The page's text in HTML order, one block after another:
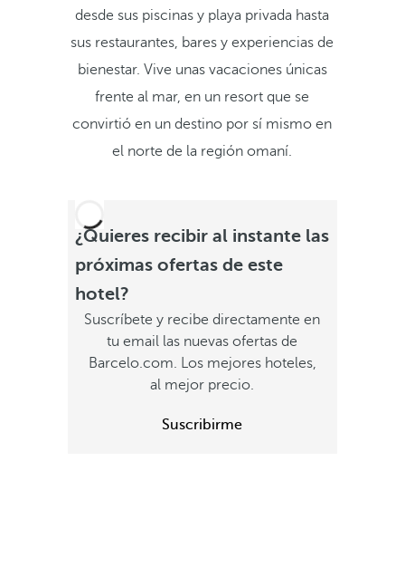
desde sus piscinas y playa privada hasta
sus restaurantes, bares y experiencias de
bienestar. Vive unas vacaciones únicas
frente al mar, en un resort que se
convirtió en un destino por sí mismo en
el norte de la región omaní.
¿Quieres recibir al instante las
próximas ofertas de este
hotel?
Suscríbete y recibe directamente en
tu email las nuevas ofertas de
Barcelo.com. Los mejores hoteles,
al mejor precio.
Suscribirme